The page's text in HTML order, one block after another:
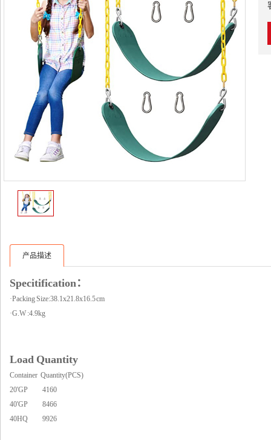
产品描述
Specitification：
·Packing Size:38.1x21.8x16.5 cm
·G.W :4.9kg
Load Quantity
Container Quantity(PCS)
20'GP 4160
40'GP 8466
40HQ 9926